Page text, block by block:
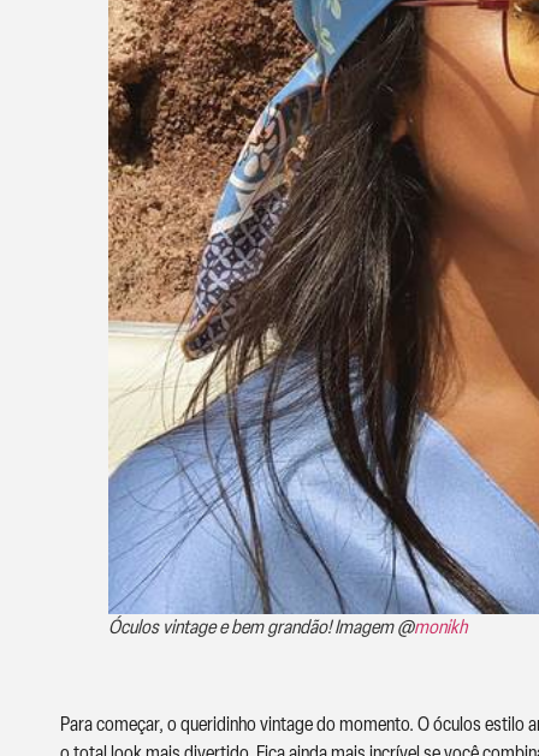
Óculos vintage e bem grandão! Imagem @monikh
Para começar, o queridinho vintage do momento. O óculos